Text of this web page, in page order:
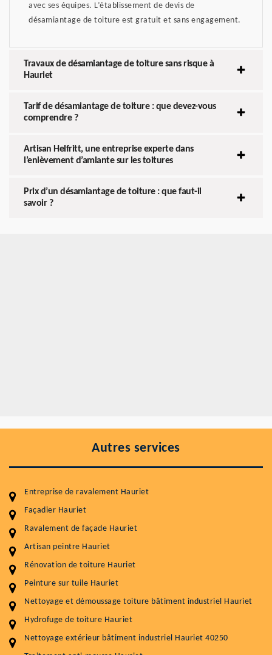
avec ses équipes. L’établissement de devis de
désamiantage de toiture est gratuit et sans engagement.
Travaux de désamiantage de toiture sans risque à
Hauriet
Tarif de désamiantage de toiture : que devez-vous
comprendre ?
Artisan Helfritt, une entreprise experte dans
l’enlèvement d’amiante sur les toitures
Prix d’un désamiantage de toiture : que faut-il
savoir ?
Autres services
Entreprise de ravalement Hauriet
Façadier Hauriet
Ravalement de façade Hauriet
Artisan peintre Hauriet
Rénovation de toiture Hauriet
Peinture sur tuile Hauriet
Nettoyage et démoussage toiture bâtiment industriel Hauriet
Hydrofuge de toiture Hauriet
Nettoyage extérieur bâtiment industriel Hauriet 40250
Entretenir votre toiture, c'est préserver sa
durabilité
Plus de 15 ans d'expérience en couverture et facade
Service
Nettoyageb toiture
Démoussage toiture 9 € / m²